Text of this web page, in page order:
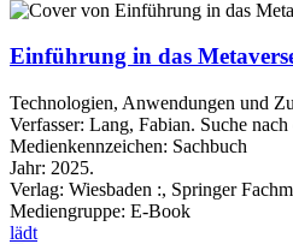
Einführung in das
Technologien, Anwendungen und
Verfasser: Lang, Fabian. Suche
Medienkennzeichen: Sachbuch
Jahr: 2025.
Verlag: Wiesbaden :, Springer
Mediengruppe: E-Book
lädt